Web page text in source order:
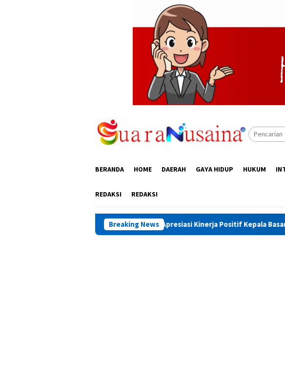
BERANDA HOME DAERAH GAYA HIDUP HUKUM
REDAKSI REDAKSI
Breaking News
PAMA Apresiasi Kinerja Positif Kepala Basarnas Maluku M.